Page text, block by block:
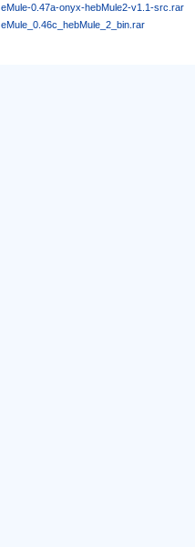
eMule-0.47a-onyx-hebMule2-v1.1-src.rar
eMule_0.46c_hebMule_2_bin.rar